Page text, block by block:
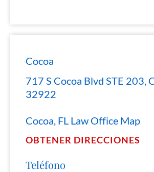
Cocoa
717 S Cocoa Blvd STE 203,
32922
Cocoa, FL Law Office Map
OBTENER DIRECCIONES
Teléfono